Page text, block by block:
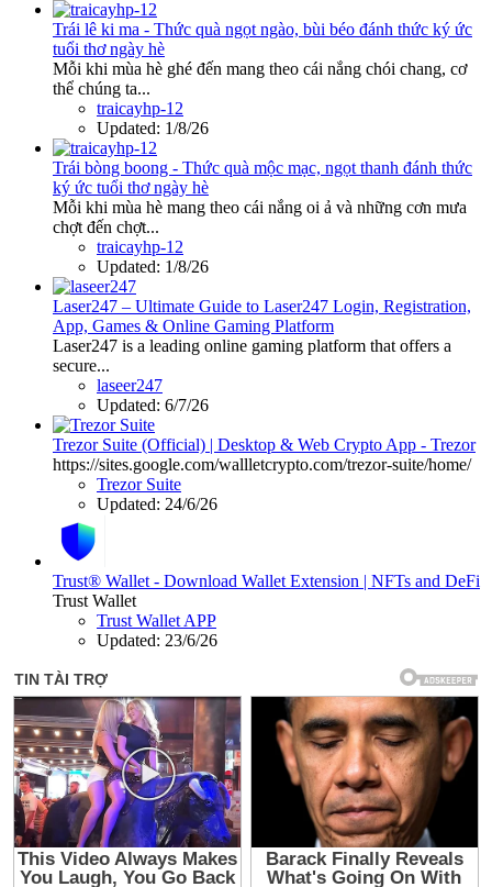
Trái lê ki ma - Thức quà ngọt ngào, bùi béo đánh thức ký ức
tuổi thơ ngày hè
Mỗi khi mùa hè ghé đến mang theo cái nắng chói chang, cơ
thể chúng ta...
traicayhp-12
Updated: 1/8/26
Trái bòng boong - Thức quà mộc mạc, ngọt thanh đánh thức
ký ức tuổi thơ ngày hè
Mỗi khi mùa hè mang theo cái nắng oi ả và những cơn mưa
chợt đến chợt...
traicayhp-12
Updated: 1/8/26
Laser247 – Ultimate Guide to Laser247 Login, Registration,
App, Games & Online Gaming Platform
Laser247 is a leading online gaming platform that offers a
secure...
laseer247
Updated: 6/7/26
Trezor Suite (Official) | Desktop & Web Crypto App - Trezor
https://sites.google.com/wallletcrypto.com/trezor-suite/home/
Trezor Suite
Updated: 24/6/26
Trust® Wallet - Download Wallet Extension | NFTs and DeFi
Trust Wallet
Trust Wallet APP
Updated: 23/6/26